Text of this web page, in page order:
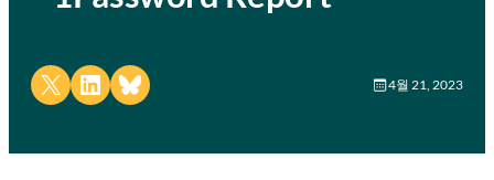
Share on X Share on LinkedIn
Share on Bluesky 4월 21, 2023